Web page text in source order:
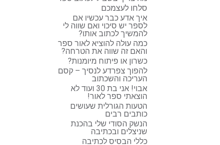
סלחו לעצמכם
איך אדע כבר עכשיו אם
לספר יש סיכוי ואם שווה לי
להמשיך לכתוב אותו?
כמה עולה להוציא לאור ספר
והאם זה שווה את הטרחה?
כשרון או פיתוח מיומנות?
להפוך צפרדע לנסיך – קסם
העריכה והשכתוב
אבוי! אני בת 30 ועוד לא
הוצאתי ספר לאור!
הטעות הגורלית שעושים
כותבים רבים
הנשק הסודי שלי בהכנת
שניצלים ובכתיבה
כללי הבסיס לכתיבה